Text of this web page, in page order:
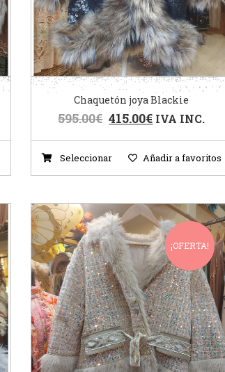
Chaquetón joya Blackie
595.00€ 415.00€ IVA INC.
Seleccionar Añadir a favoritos
¡OFERTA!